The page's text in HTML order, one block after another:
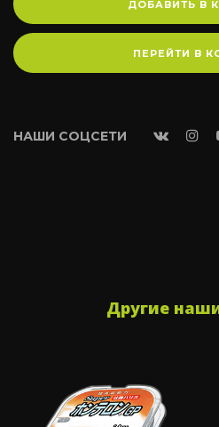
ДОБАВИТЬ В
ПЕРЕЙТИ В
НАШИ СОЦСЕТИ
Другие